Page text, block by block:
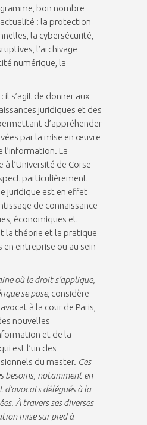
bon nombre
: la protection
la cybersécurité,
l’archivage
numérique, la
il s’agit de donner aux
juridiques et des
d’appréhender
par la mise en œuvre
l’information. La
l’Université de Corse
particulièrement
juridique est en effet
de connaissance
économiques et
la théorie et la pratique
en entreprise ou au sein
où le droit s’applique,
se pose, considère
à la cour de Paris,
nouvelles
et de la
est l’un des
du master. Ces
besoins, notamment en
délégués à la
À travers ses diverses
mise sur pied à